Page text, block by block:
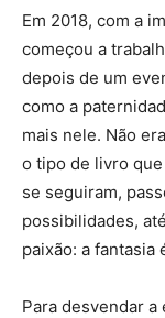
Em 2018, com a
começou a
depois de um
como a
mais nele. Não
o tipo de livro
se seguiram,
possibilidades,
paixão: a fantasia
Para desvendar